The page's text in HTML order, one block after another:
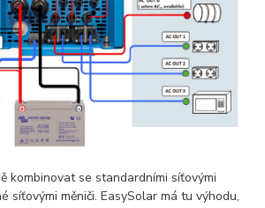
kombinovat se standardními síťovými
síťovými měniči. EasySolar má tu výhodu,